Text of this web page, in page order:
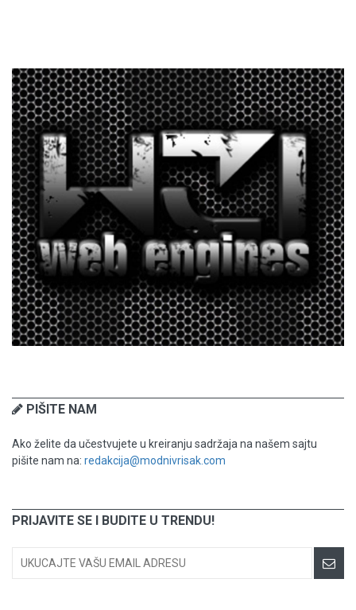
PIŠITE NAM
Ako želite da učestvujete u kreiranju sadržaja na našem sajtu
pišite nam na: redakcija@modnivrisak.com
PRIJAVITE SE I BUDITE U TRENDU!